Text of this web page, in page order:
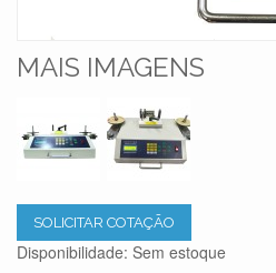
MAIS IMAGENS
SOLICITAR COTAÇÃO
Disponibilidade: Sem estoque